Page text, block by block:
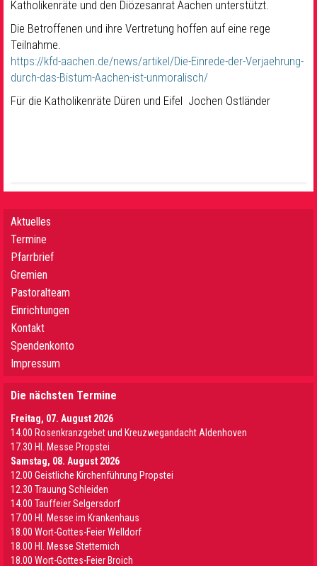
Katholikenräte und den Diözesanrat Aachen unterstützt.
Die Betroffenen und ihre Vertretung hoffen auf eine rege
Teilnahme.
https://kfd-aachen.de/news/artikel/Die-Einrede-der-Verjaehrung-
durch-das-Bistum-Aachen-ist-unmoralisch/
Für die Katholikenräte Düren und Eifel Jochen Ostländer
Aktuelles
Termine
Pfarrbrief
Gremien
Pastoralteam
Einrichtungen
Kontakt
Spendenkonto
Impressum
Die nächsten Termine
Freitag, 07. August 2026
14.00 Rosenkranzgebet und Kreuzwegandacht Aldenhoven
17.30 Hl. Messe Propstei
Samstag, 08. August 2026
12.00 Geistliche Kirchenführung Propstei
12.30 Trauung Schleiden
14.00 Tauffeier Selgersdorf
17.00 Hl. Messe im Krankenhaus
18.00 Wort-Gottes-Feier Welldorf
18.00 Hl. Messe Stetternich
18.00 Wort-Gottes-Feier Broich